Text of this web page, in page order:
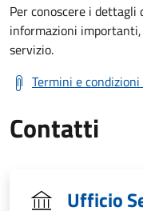
Per conoscere i
informazioni
servizio.
Termini e
Contatti
Ufficio